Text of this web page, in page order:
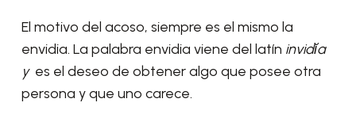
El motivo del acoso, siempre es el mismo la
envidia. La palabra envidia viene del latín invidĭa
y es el deseo de obtener algo que posee otra
persona y que uno carece.